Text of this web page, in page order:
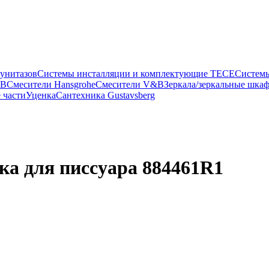
Системы инсталляции и комплектующие TECE
Смесители HansgroheСмесители V&BЗеркала/зеркальные
УценкаСантехника Gustavsberg
для писсуара 884461R1